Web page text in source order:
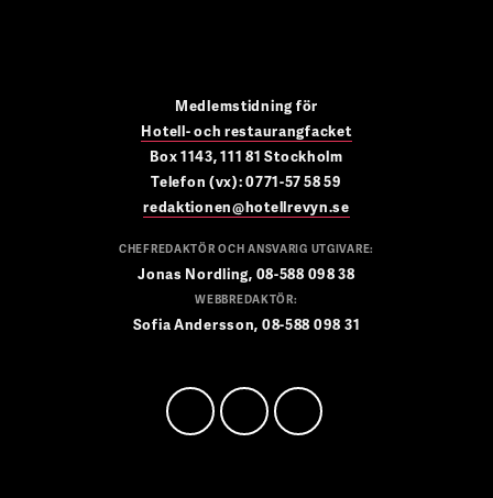
Medlemstidning för
Hotell- och restaurangfacket
Box 1143, 111 81 Stockholm
Telefon (vx): 0771-57 58 59
redaktionen@hotellrevyn.se
CHEFREDAKTÖR OCH ANSVARIG UTGIVARE:
Jonas Nordling, 08-588 098 38
WEBBREDAKTÖR:
Sofia Andersson, 08-588 098 31